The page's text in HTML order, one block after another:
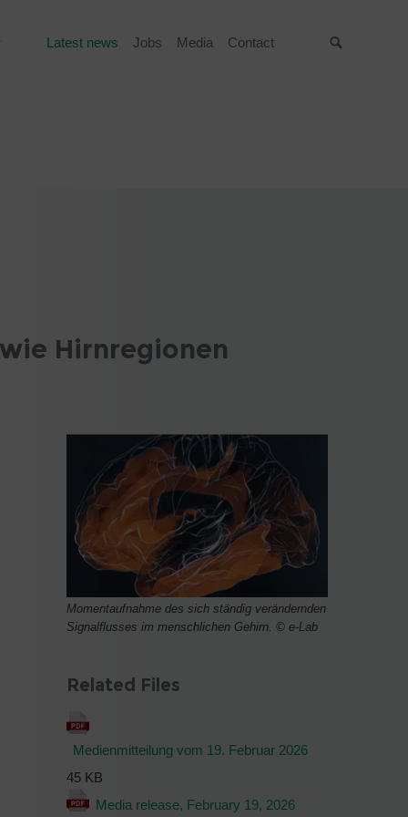
Latest news Jobs Media Contact
Hirnregionen
Momentaufnahme des sich ständig verändernden
Signalflusses im menschlichen Gehirn. © e-Lab
Related Files
Medienmitteilung vom 19. Februar 2026
45 KB
Media release, February 19, 2026